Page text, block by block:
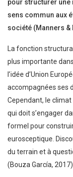
pour structurer une
sens commun aux
société (Manners &
La fonction
plus importante
l’idée d’Union
accompagnées ses
Cependant, le climat
qui doit s’engager
formel pour
eurosceptique.
du terrain et à
(Bouza García,